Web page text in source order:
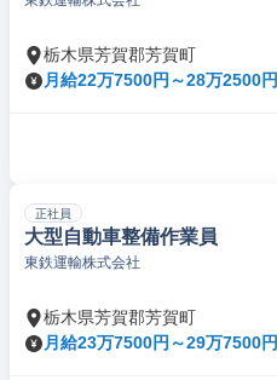
栃木県芳賀郡芳賀町
月給22万7500円～28万2500円
正社員
大型自動車整備作業員
東鉄運輸株式会社
栃木県芳賀郡芳賀町
月給23万7500円～29万7500円